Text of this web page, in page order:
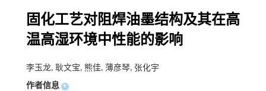
固化工艺对阻焊油墨结构及其在高
温高湿环境中性能的影响
李玉龙, 耿文宝, 熊佳, 薄彦琴, 张化宇
作者信息 +